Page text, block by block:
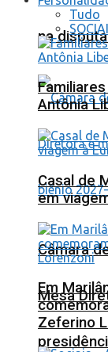
na
Câmara
Mesa
Tudo
Antônia
Casal de
em
Em
Zeferino